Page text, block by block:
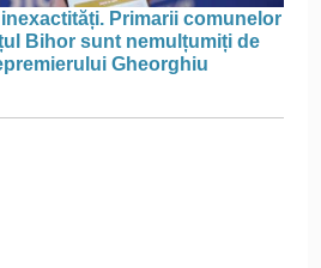
Primarii comunelor
Bihor sunt nemulțumiți de
Gheorghiu